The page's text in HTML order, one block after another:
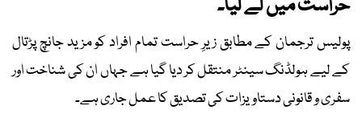
حراست میں لے لیا۔
پولیس ترجمان کے مطابق زیرِ حراست تمام افراد کو مزید جانچ پڑتال
کے لیے ہولڈنگ سینٹر منتقل کر دیا گیا ہے جہاں ان کی شناخت اور
سفری و قانونی دستاویزات کی تصدیق کا عمل جاری ہے۔